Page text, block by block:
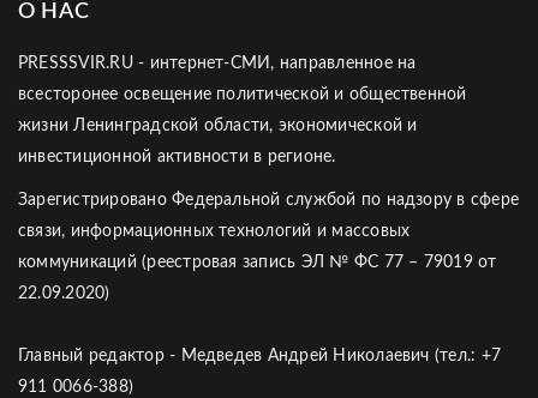
О НАС
PRESSSVIR.RU - интернет-СМИ, направленное на
всесторонее освещение политической и общественной
жизни Ленинградской области, экономической и
инвестиционной активности в регионе.
Зарегистрировано Федеральной службой по надзору в сфере
связи, информационных технологий и массовых
коммуникаций (реестровая запись ЭЛ № ФС 77 – 79019 от
22.09.2020)
Главный редактор - Медведев Андрей Николаевич (тел.: +7
911 0066-388)